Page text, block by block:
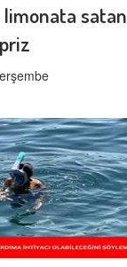
limonata satan